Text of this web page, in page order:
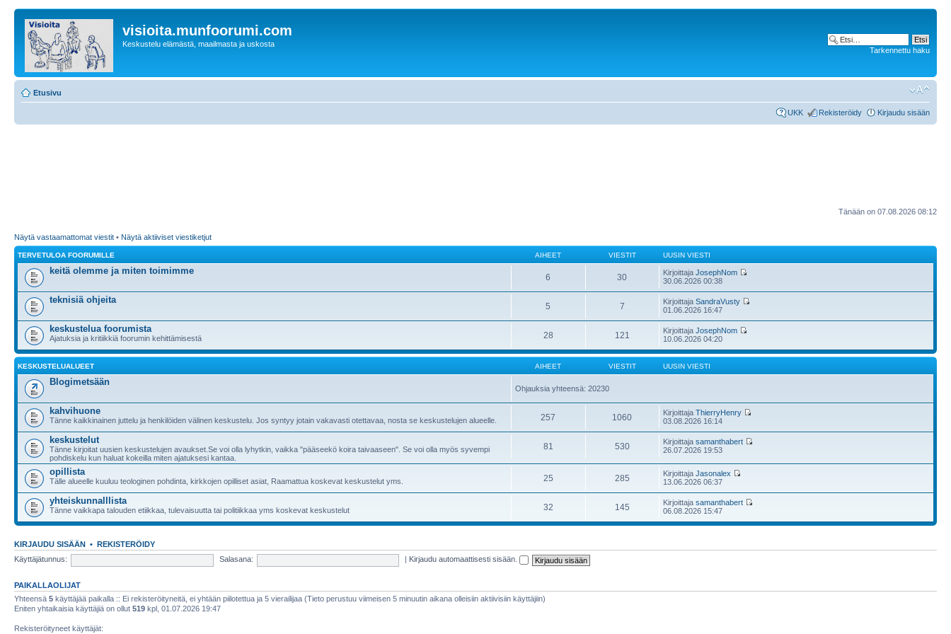
visioita.munfoorumi.com
Keskustelu elämästä, maailmasta ja uskosta
Tarkennettu haku
Etusivu
UKK Rekisteröidy Kirjaudu sisään
Tänään on 07.08.2026 08:12
Näytä vastaamattomat viestit • Näytä aktiiviset viestiketjut
TERVETULOA FOORUMILLE AIHEET VIESTIT UUSIN VIESTI
keitä olemme ja miten toimimme
6 30 KirjoittajaJosephNom
30.06.2026 00:38
teknisiä ohjeita
5 7 KirjoittajaSandraVusty
01.06.2026 16:47
keskustelua foorumista
Ajatuksia ja kritiikkiä foorumin kehittämisestä 28 121 KirjoittajaJosephNom
10.06.2026 04:20
KESKUSTELUALUEET AIHEET VIESTIT UUSIN VIESTI
Blogimetsään
Ohjauksia yhteensä: 20230
kahvihuone
Tänne kaikkinainen juttelu ja henkilöiden välinen keskustelu. Jos syntyy jotain vakavasti otettavaa, nosta se keskustelujen alueelle. 257 1060 KirjoittajaThierryHenry
03.08.2026 16:14
keskustelut
Tänne kirjoitat uusien keskustelujen avaukset.Se voi olla lyhytkin, vaikka "pääseekö koira taivaaseen". Se voi olla myös syvempi
pohdiskelu kun haluat kokeilla miten ajatuksesi kantaa.
81 530 Kirjoittajasamanthabert
26.07.2026 19:53
opillista
Tälle alueelle kuuluu teologinen pohdinta, kirkkojen opilliset asiat, Raamattua koskevat keskustelut yms. 25 285 KirjoittajaJasonalex
13.06.2026 06:37
yhteiskunnalllista
Tänne vaikkapa talouden etiikkaa, tulevaisuutta tai politiikkaa yms koskevat keskustelut 32 145 Kirjoittajasamanthabert
06.08.2026 15:47
KIRJAUDU SISÄÄN • REKISTERÖIDY
Käyttäjätunnus:
Salasana: Kirjaudu automaattisesti sisään.
PAIKALLAOLIJAT
Yhteensä 5 käyttäjää paikalla :: Ei rekisteröityneitä, ei yhtään piilotettua ja 5 vierailijaa (Tieto perustuu viimeisen 5 minuutin aikana olleisiin aktiivisiin käyttäjiin)
Eniten yhtaikaisia käyttäjiä on ollut 519 kpl, 01.07.2026 19:47
Rekisteröityneet käyttäjät: